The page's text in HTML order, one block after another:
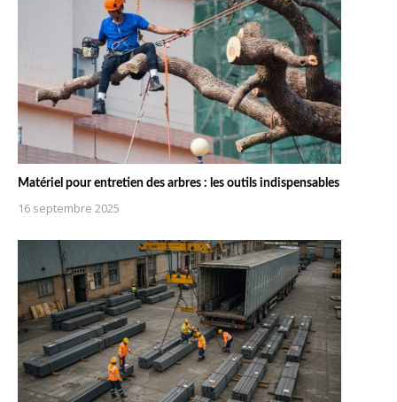
Matériel pour entretien des arbres : les outils indispensables
16 septembre 2025